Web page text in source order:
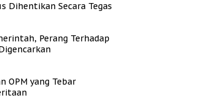
Dihentikan Secara Tegas
Perang Terhadap
OPM yang Tebar